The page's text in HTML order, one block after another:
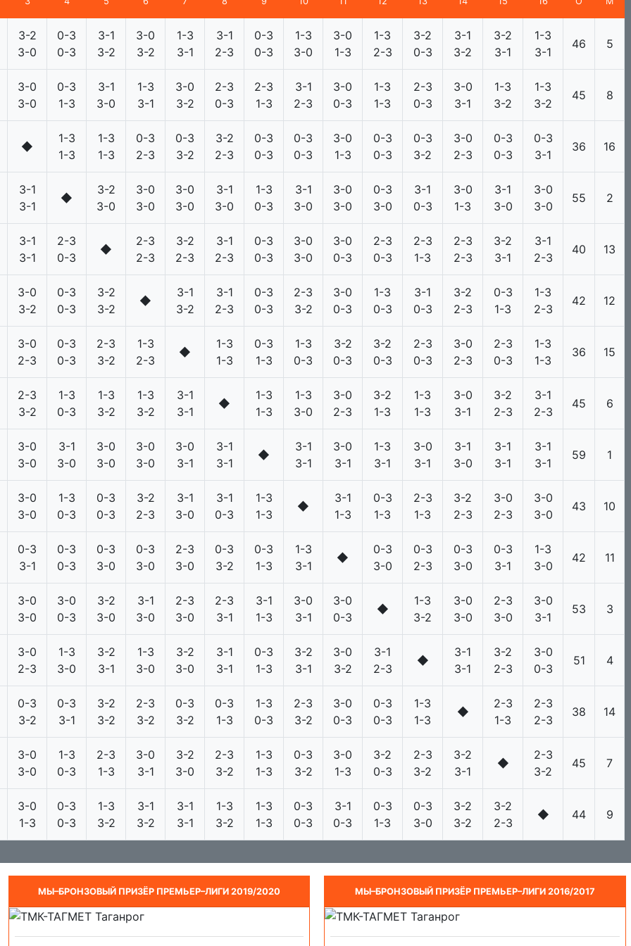
3-2
3-0
0-3
0-3
3-1
3-2
3-0
3-2
1-3
3-1
3-1
2-3
0-3
0-3
1-3
3-0
3-0
1-3
1-3
2-3
3-2
0-3
3-1
3-2
3-2
3-1
1-3
3-1
46 5
3-0
3-0
0-3
1-3
3-1
3-0
1-3
3-1
3-0
3-2
2-3
0-3
2-3
1-3
3-1
2-3
3-0
0-3
1-3
1-3
2-3
0-3
3-0
3-1
1-3
3-2
1-3
3-2
45 8
◆
1-3
1-3
1-3
1-3
0-3
2-3
0-3
3-2
3-2
2-3
0-3
0-3
0-3
0-3
3-0
1-3
0-3
0-3
0-3
3-2
3-0
2-3
0-3
0-3
0-3
3-1
36 16
3-1
3-1
◆
3-2
3-0
3-0
3-0
3-0
3-0
3-1
3-0
1-3
0-3
3-1
3-0
3-0
3-0
0-3
3-0
3-1
0-3
3-0
1-3
3-1
3-0
3-0
3-0
55 2
3-1
3-1
2-3
0-3
◆
2-3
2-3
3-2
2-3
3-1
2-3
0-3
0-3
3-0
3-0
3-0
0-3
2-3
0-3
2-3
1-3
2-3
2-3
3-2
3-1
3-1
2-3
40 13
3-0
3-2
0-3
0-3
3-2
3-2
◆
3-1
3-2
3-1
2-3
0-3
0-3
2-3
3-2
3-0
0-3
1-3
0-3
3-1
0-3
3-2
2-3
0-3
1-3
1-3
2-3
42 12
3-0
2-3
0-3
0-3
2-3
3-2
1-3
2-3
◆
1-3
1-3
0-3
1-3
1-3
0-3
3-2
0-3
3-2
0-3
2-3
0-3
3-0
2-3
2-3
0-3
1-3
1-3
36 15
2-3
3-2
1-3
0-3
1-3
3-2
1-3
3-2
3-1
3-1
◆
1-3
1-3
1-3
3-0
3-0
2-3
3-2
1-3
1-3
1-3
3-0
3-1
3-2
2-3
3-1
2-3
45 6
3-0
3-0
3-1
3-0
3-0
3-0
3-0
3-0
3-0
3-1
3-1
3-1
◆
3-1
3-1
3-0
3-1
1-3
3-1
3-0
3-1
3-1
3-0
3-1
3-1
3-1
3-1
59 1
3-0
3-0
1-3
0-3
0-3
0-3
3-2
2-3
3-1
3-0
3-1
0-3
1-3
1-3
◆
3-1
1-3
0-3
1-3
2-3
1-3
3-2
2-3
3-0
2-3
3-0
3-0
43 10
0-3
3-1
0-3
0-3
0-3
3-0
0-3
3-0
2-3
3-0
0-3
3-2
0-3
1-3
1-3
3-1
◆
0-3
3-0
0-3
2-3
0-3
3-0
0-3
3-1
1-3
3-0
42 11
3-0
3-0
3-0
0-3
3-2
3-0
3-1
3-0
2-3
3-0
2-3
3-1
3-1
1-3
3-0
3-1
3-0
0-3
◆
1-3
3-2
3-0
3-0
2-3
3-0
3-0
3-1
53 3
3-0
2-3
1-3
3-0
3-2
3-1
1-3
3-0
3-2
3-0
3-1
3-1
0-3
1-3
3-2
3-1
3-0
3-2
3-1
2-3
◆
3-1
3-1
3-2
2-3
3-0
0-3
51 4
0-3
3-2
0-3
3-1
3-2
3-2
2-3
3-2
0-3
3-2
0-3
1-3
1-3
0-3
2-3
3-2
3-0
0-3
0-3
0-3
1-3
1-3
◆
2-3
1-3
2-3
2-3
38 14
3-0
3-0
1-3
0-3
2-3
1-3
3-0
3-1
3-2
3-0
2-3
3-2
1-3
1-3
0-3
3-2
3-0
1-3
3-2
0-3
2-3
3-2
3-2
3-1
◆
2-3
3-2
45 7
3-0
1-3
0-3
0-3
1-3
3-2
3-1
3-2
3-1
3-1
1-3
3-2
1-3
1-3
0-3
0-3
3-1
0-3
0-3
1-3
0-3
3-0
3-2
3-2
3-2
2-3
◆ 44 9
МЫ–БРОНЗОВЫЙ ПРИЗЁР ПРЕМЬЕР–ЛИГИ 2019/2020 МЫ–БРОНЗОВЫЙ ПРИЗЁР ПРЕМЬЕР–ЛИГИ 2016/2017